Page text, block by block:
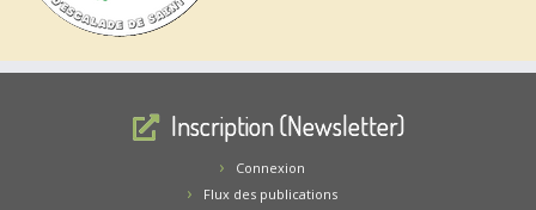
Inscription (Newsletter)
Connexion
Flux des publications